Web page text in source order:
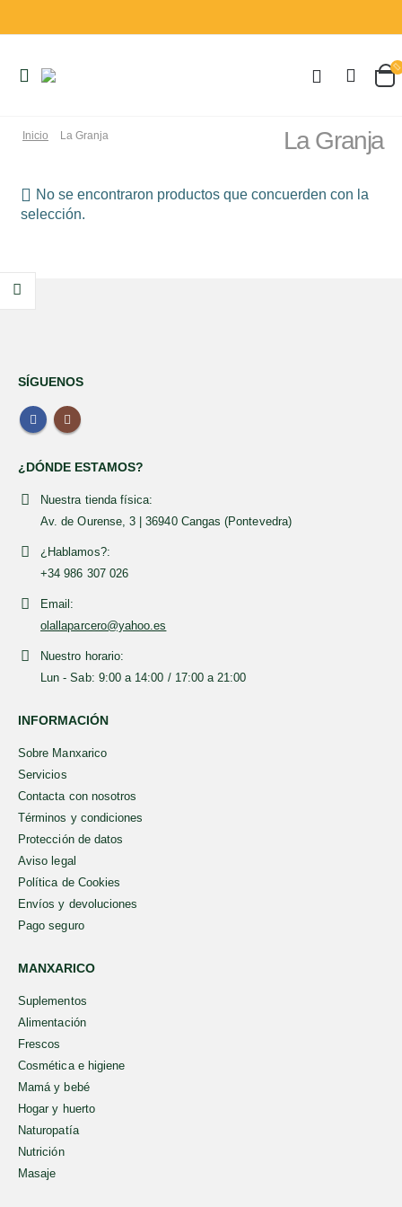
La Granja
Inicio La Granja
No se encontraron productos que concuerden con la
selección.
0 out of 5
8,49€
SÍGUENOS
¿DÓNDE ESTAMOS?
Nuestra tienda física:
Av. de Ourense, 3 | 36940 Cangas (Pontevedra)
¿Hablamos?:
+34 986 307 026
Email:
olallaparcero@yahoo.es
Nuestro horario:
Lun - Sab: 9:00 a 14:00 / 17:00 a 21:00
INFORMACIÓN
Sobre Manxarico
Servicios
Contacta con nosotros
Términos y condiciones
Protección de datos
Aviso legal
Política de Cookies
Envíos y devoluciones
Pago seguro
MANXARICO
Suplementos
Alimentación
Frescos
Cosmética e higiene
Mamá y bebé
Hogar y huerto
Naturopatía
Nutrición
Masaje